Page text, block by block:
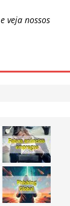
e veja nossos